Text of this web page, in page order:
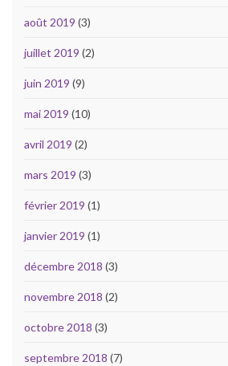
août 2019 (3)
juillet 2019 (2)
juin 2019 (9)
mai 2019 (10)
avril 2019 (2)
mars 2019 (3)
février 2019 (1)
janvier 2019 (1)
décembre 2018 (3)
novembre 2018 (2)
octobre 2018 (3)
septembre 2018 (7)